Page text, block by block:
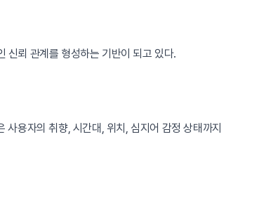
신뢰 관계를 형성하는 기반이 되고 있다.
용자의 취향, 시간대, 위치, 심지어 감정 상태까지